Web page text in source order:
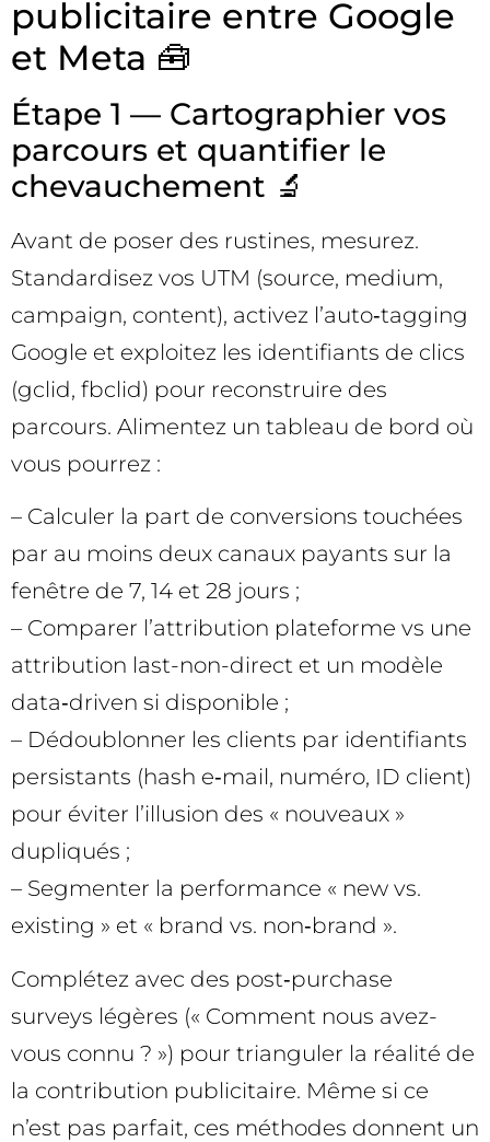
publicitaire entre Google
et Meta 🧰
Étape 1 — Cartographier vos
parcours et quantifier le
chevauchement 🔬
Avant de poser des rustines, mesurez.
Standardisez vos UTM (source, medium,
campaign, content), activez l’auto‑tagging
Google et exploitez les identifiants de clics
(gclid, fbclid) pour reconstruire des
parcours. Alimentez un tableau de bord où
vous pourrez :
– Calculer la part de conversions touchées
par au moins deux canaux payants sur la
fenêtre de 7, 14 et 28 jours ;
– Comparer l’attribution plateforme vs une
attribution last-non-direct et un modèle
data‑driven si disponible ;
– Dédoublonner les clients par identifiants
persistants (hash e‑mail, numéro, ID client)
pour éviter l’illusion des « nouveaux »
dupliqués ;
– Segmenter la performance « new vs.
existing » et « brand vs. non‑brand ».
Complétez avec des post‑purchase
surveys légères (« Comment nous avez-
vous connu ? ») pour trianguler la réalité de
la contribution publicitaire. Même si ce
n’est pas parfait, ces méthodes donnent un